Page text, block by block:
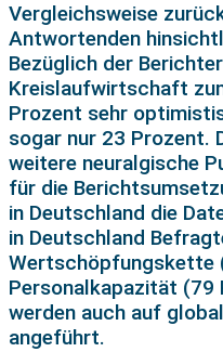
Vergleichsweise
Antwortenden
Bezüglich der
Kreislaufwirtschaft
Prozent sehr
sogar nur 23 Prozent.
weitere neuralgische
für die
in Deutschland die
in Deutschland
Wertschöpfungskette
Personalkapazität (79
werden auch auf
angeführt.